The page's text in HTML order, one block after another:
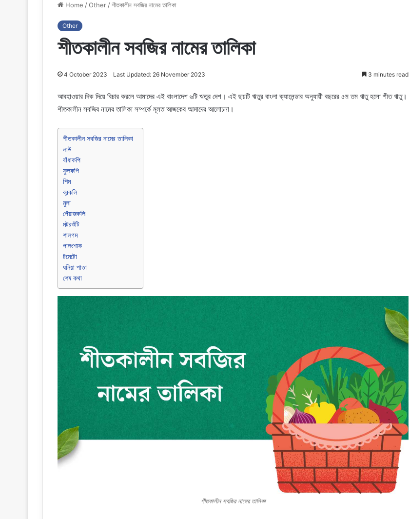
Home /Other /শীতকালীন সবজির নামের তালিকা
Other
শীতকালীন সবজির নামের তালিকা
4 October 2023 Last Updated: 26 November 2023 3 minutes read
আবহাওয়ার দিক দিয়ে বিচার করলে আমাদের এই বাংলাদেশ ৬টি ঋতুর দেশ। এই ছয়টি ঋতুর বাংলা ক্যালেন্ডার অনুযায়ী বছরের ৫ম তম ঋতু হলো শীত ঋতু।
শীতকালীন সবজির নামের তালিকা সম্পর্কে মূলত আজকের আমাদের আলোচনা।
শীতকালীন সবজির নামের তালিকা
লাউ
বাঁধাকপি
ফুলকপি
শিম
ব্রকলি
মুলা
পেঁয়াজকলি
মটরশুঁটি
শালগম
পালংশাক
টমেটো
ধনিয়া পাতা
শেষ কথা
শীতকালীন সবজির নামের তালিকা